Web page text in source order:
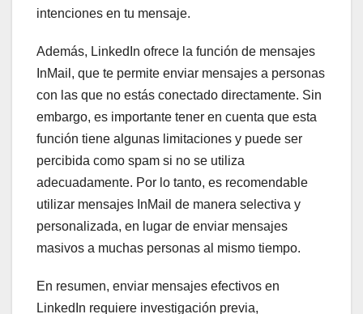
intenciones en tu mensaje.
Además, LinkedIn ofrece la función de mensajes
InMail, que te permite enviar mensajes a personas
con las que no estás conectado directamente. Sin
embargo, es importante tener en cuenta que esta
función tiene algunas limitaciones y puede ser
percibida como spam si no se utiliza
adecuadamente. Por lo tanto, es recomendable
utilizar mensajes InMail de manera selectiva y
personalizada, en lugar de enviar mensajes
masivos a muchas personas al mismo tiempo.
En resumen, enviar mensajes efectivos en
LinkedIn requiere investigación previa,